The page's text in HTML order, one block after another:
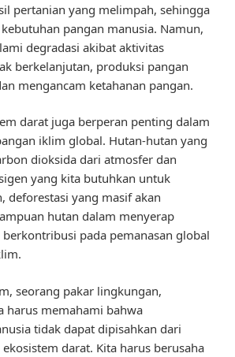
pertanian yang melimpah, sehingga
pangan manusia. Namun,
degradasi akibat aktivitas
berkelanjutan, produksi pangan
mengancam ketahanan pangan.
darat juga berperan penting dalam
iklim global. Hutan-hutan yang
dioksida dari atmosfer dan
yang kita butuhkan untuk
deforestasi yang masif akan
hutan dalam menyerap
pada pemanasan global
seorang pakar lingkungan,
harus memahami bahwa
tidak dapat dipisahkan dari
darat. Kita harus berusaha